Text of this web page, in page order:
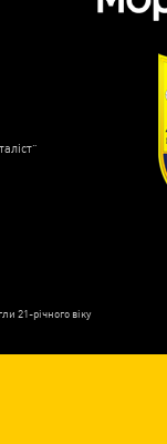
21-річного віку